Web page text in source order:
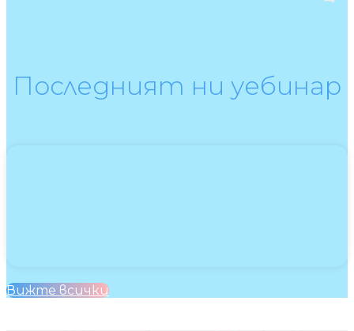
Последният ни уебинар
Вижте всички